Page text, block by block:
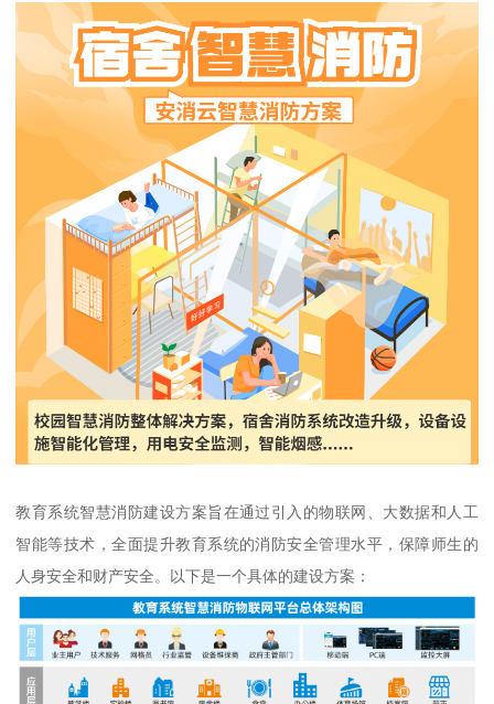
教育系统智慧消防建设方案旨在通过引入的物联网、大数据和人工
智能等技术，全面提升教育系统的消防安全管理水平，保障师生的
人身安全和财产安全。以下是一个具体的建设方案：